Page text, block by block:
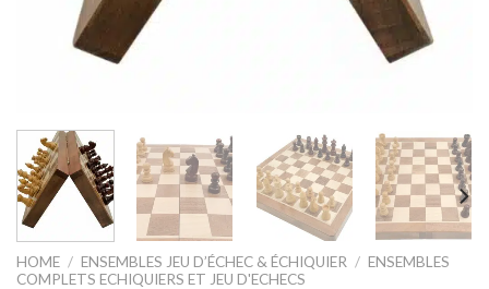
HOME / ENSEMBLES JEU D’ÉCHEC & ÉCHIQUIER / ENSEMBLES
COMPLETS ECHIQUIERS ET JEU D'ECHECS